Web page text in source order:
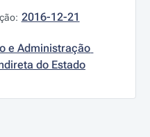
2016-12-21
e Administração
do Estado